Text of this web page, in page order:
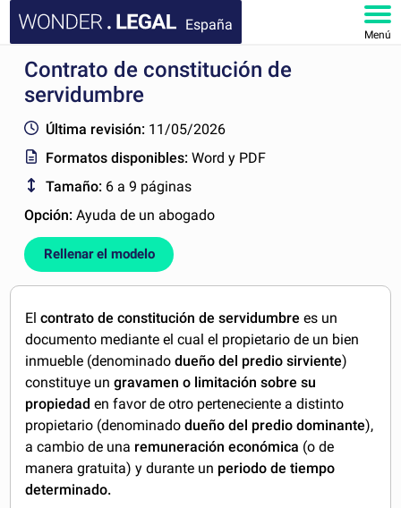
España
Menú
INICIO
FAQ
MI CUENTA
Contrato de constitución de
servidumbre
Última revisión: 11/05/2026
Formatos disponibles:Word y PDF
Tamaño: 6 a 9 páginas
Opción:Ayuda de un abogado
Rellenar el modelo
Elcontrato de constitución de servidumbre es un
documento mediante el cual el propietario de un bien
inmueble (denominadodueño del predio sirviente)
constituye ungravamen o limitación sobre su
propiedad en favor de otro perteneciente a distinto
propietario (denominadodueño del predio dominante),
a cambio de una remuneración económica (o de
manera gratuita) y durante un periodo de tiempo
determinado.